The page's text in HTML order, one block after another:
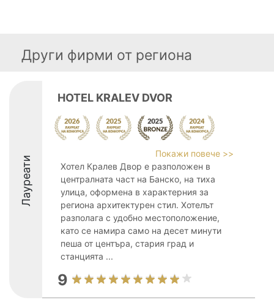
Други фирми от региона
Лауреати
HOTEL KRALEV DVOR
Покажи повече >>
Хотел Кралев Двор е разположен в
централната част на Банско, на тиха
улица, оформена в характерния за
региона архитектурен стил. Хотелът
разполага с удобно местоположение,
като се намира само на десет минути
пеша от центъра, стария град и
станцията ...
9